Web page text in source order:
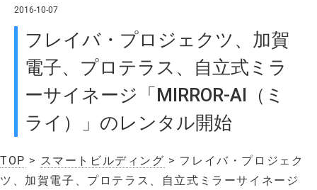
2016-10-07
フレイバ・プロジェクツ、加賀
電子、プロテラス、自立式ミラ
ーサイネージ「MIRROR-AI（ミ
ライ）」のレンタル開始
TOP > スマートビルディング > フレイバ・プロジェク
ツ、加賀電子、プロテラス、自立式ミラーサイネージ